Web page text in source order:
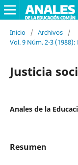
Inicio / Archivos
/
Vol. 9 Núm. 2-3
Justicia
Anales de la
Resumen